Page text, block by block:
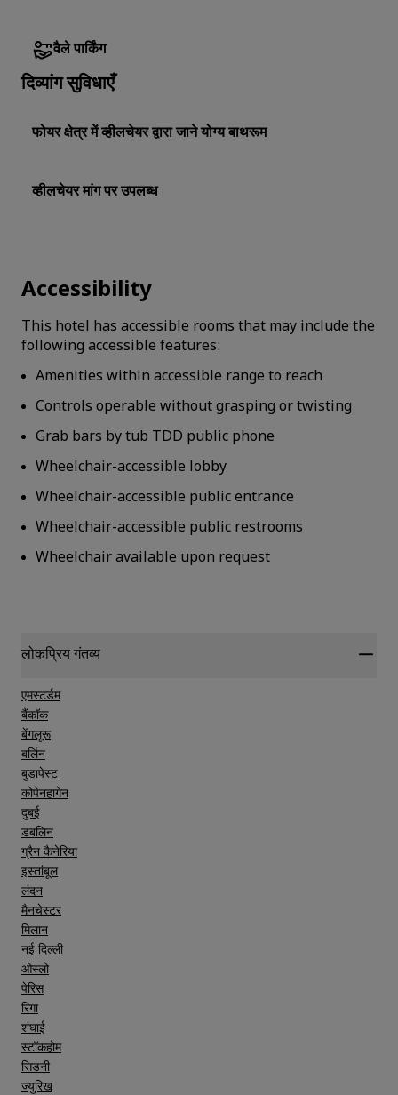
वैले पार्किंग
दिव्यांग सुविधाएँ
फोयर क्षेत्र में व्हीलचेयर द्वारा जाने योग्य बाथरूम
व्हीलचेयर मांग पर उपलब्ध
Accessibility
This hotel has accessible rooms that may include the
following accessible features:
Amenities within accessible range to reach
Controls operable without grasping or twisting
Grab bars by tub TDD public phone
Wheelchair-accessible lobby
Wheelchair-accessible public entrance
Wheelchair-accessible public restrooms
Wheelchair available upon request
लोकप्रिय गंतव्य
एमस्टर्डम
बैंकॉक
बेंगलूरू
बर्लिन
बुडापेस्ट
कोपेनहागेन
दुबई
डबलिन
ग्रैन कैनेरिया
इस्तांबूल
लंदन
मैनचेस्टर
मिलान
नई दिल्ली
ओस्लो
पेरिस
रिगा
शंघाई
स्टॉकहोम
सिडनी
ज्युरिख